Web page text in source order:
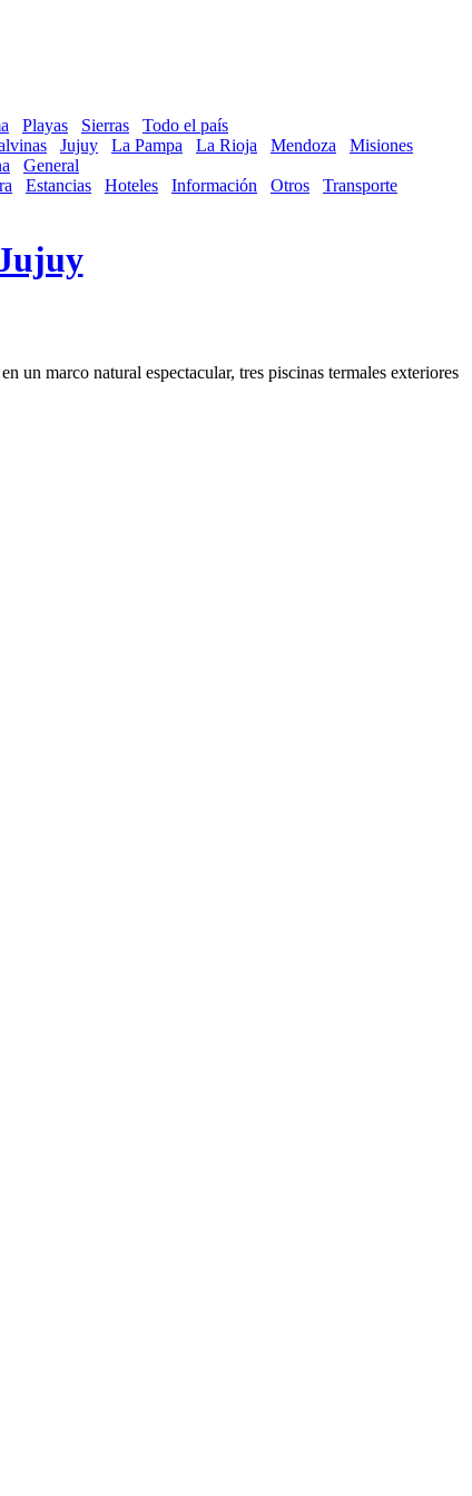
Playas Sierras
Todo el país
Jujuy La Pampa La Rioja Mendoza
Misiones
General
Estancias Hoteles Información Otros
Transporte
un marco natural espectacular, tres piscinas termales exteriores